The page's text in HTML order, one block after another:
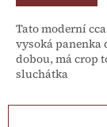
Tato moderní cca
vysoká panenka
dobou, má crop
sluchátka